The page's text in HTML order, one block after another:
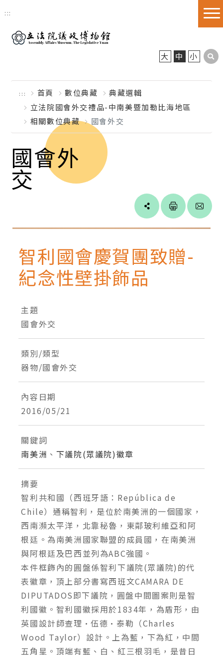
跳到主要內容區塊
:::
大 中 小
::: 首頁 數位典藏
典藏選輯
立法院國會外交禮品-中南美暨加勒比海地區
相關數位典藏
國會外交
國會外
交
facebook
Line
twitter blogger
智利國會慶賀團致贈-
紀念性壁掛飾品
主題
國會外交
類別/類型
器物/國會外交
內容日期
2016/05/21
關鍵詞
南美洲 、 下議院(眾議院)徽章
摘要
智利共和國（西班牙語：República de
Chile）通稱智利，是位於南美洲的一個國家，
西南瀕太平洋，北靠秘魯，東鄰玻利維亞和阿
根廷。為南美洲國家聯盟的成員國，在南美洲
與阿根廷及巴西並列為ABC強國。
本件框飾內的圓盤係智利下議院(眾議院)的代
表徽章，頂上部分書寫西班文CAMARA DE
DIPUTADOS即下議院，圓盤中間圖案則是智
利國徽。智利國徽採用於1834年，為盾形，由
英國設計師查理·伍德·泰勒（Charles
Wood Taylor）設計。上為藍，下為紅，中間
五角星。頂端有藍、白、紅三根羽毛，是昔日